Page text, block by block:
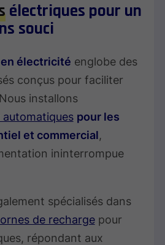
électriques pour un
souci
électricité englobe des
conçus pour faciliter
installons
pour les
et commercial,
ininterrompue
spécialisés dans
de rechargepour
répondant aux